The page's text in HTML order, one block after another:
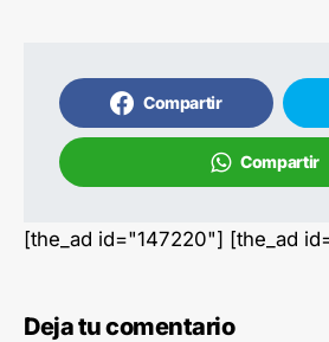
Compartir
Compartir
[the_ad id="147220"] [the_ad
Deja tu comentario